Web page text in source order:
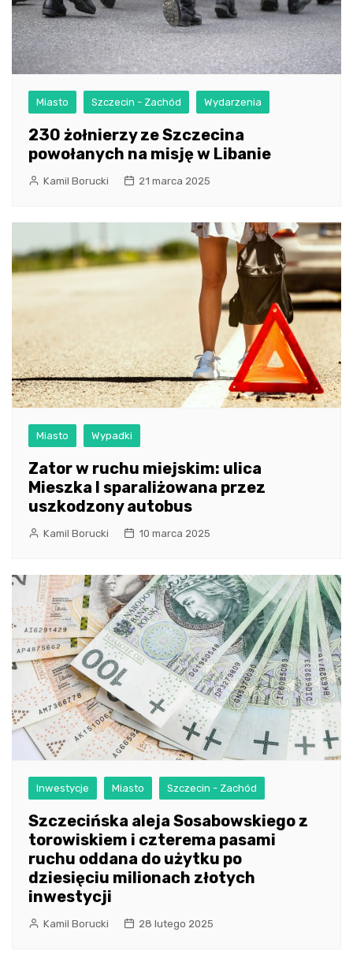
Miasto Szczecin - Zachód Wydarzenia
230 żołnierzy ze Szczecina
powołanych na misję w Libanie
Kamil Borucki 21 marca 2025
Miasto Wypadki
Zator w ruchu miejskim: ulica
Mieszka I sparaliżowana przez
uszkodzony autobus
Kamil Borucki 10 marca 2025
Inwestycje Miasto Szczecin - Zachód
Szczecińska aleja Sosabowskiego z
torowiskiem i czterema pasami
ruchu oddana do użytku po
dziesięciu milionach złotych
inwestycji
Kamil Borucki 28 lutego 2025